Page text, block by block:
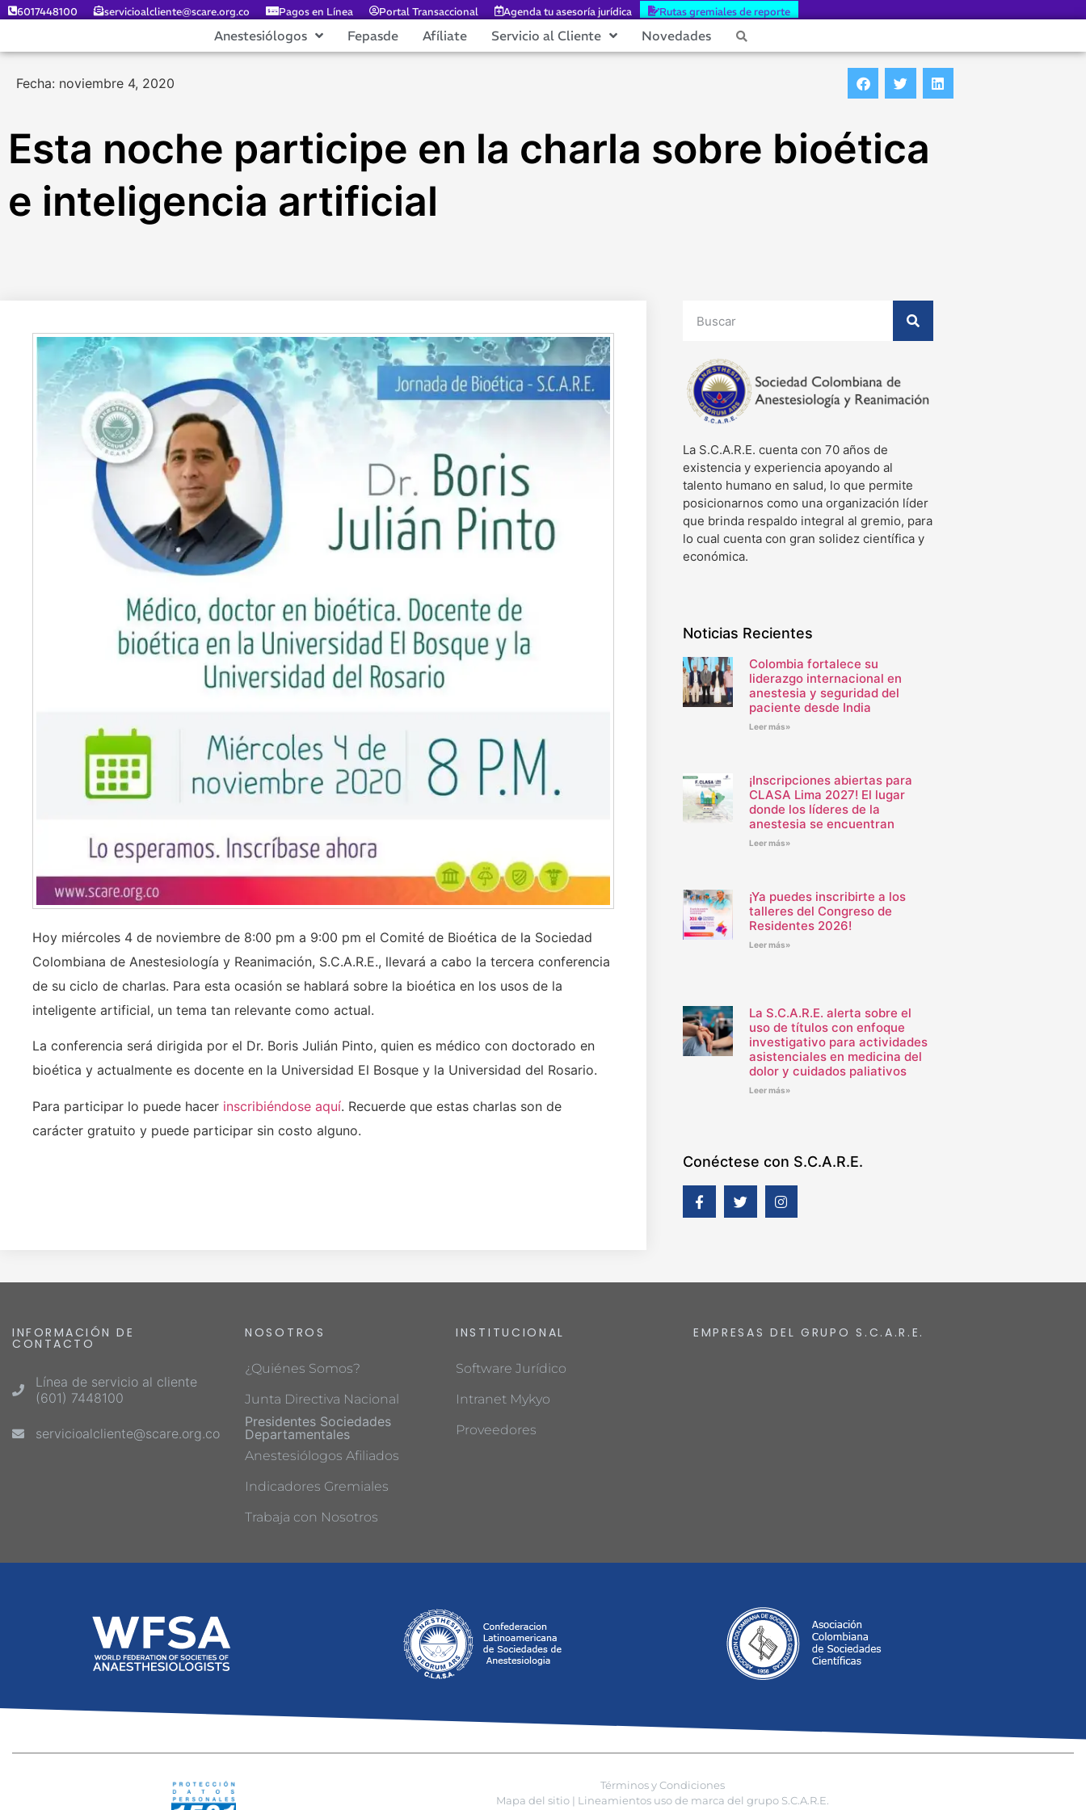
6017448100 servicioalcliente@scare.org.co Pagos en Línea Portal Transaccional Agenda tu asesoría jurídica Rutas gremiales de reporte
Anestesiólogos Fepasde Afíliate Servicio al Cliente Novedades
Fecha: noviembre 4, 2020
Esta noche participe en la charla sobre bioética
e inteligencia artificial
Hoy miércoles 4 de noviembre de 8:00 pm a 9:00 pm el Comité de Bioética de la Sociedad
Colombiana de Anestesiología y Reanimación, S.C.A.R.E., llevará a cabo la tercera conferencia
de su ciclo de charlas. Para esta ocasión se hablará sobre la bioética en los usos de la
inteligente artificial, un tema tan relevante como actual.
La conferencia será dirigida por el Dr. Boris Julián Pinto, quien es médico con doctorado en
bioética y actualmente es docente en la Universidad El Bosque y la Universidad del Rosario.
Para participar lo puede hacer inscribiéndose aquí. Recuerde que estas charlas son de
carácter gratuito y puede participar sin costo alguno.
La S.C.A.R.E. cuenta con 70 años de
existencia y experiencia apoyando al
talento humano en salud, lo que permite
posicionarnos como una organización líder
que brinda respaldo integral al gremio, para
lo cual cuenta con gran solidez científica y
económica.
Noticias Recientes
Colombia fortalece su
liderazgo internacional en
anestesia y seguridad del
paciente desde India
Leer más»
¡Inscripciones abiertas para
CLASA Lima 2027! El lugar
donde los líderes de la
anestesia se encuentran
Leer más»
¡Ya puedes inscribirte a los
talleres del Congreso de
Residentes 2026!
Leer más»
La S.C.A.R.E. alerta sobre el
uso de títulos con enfoque
investigativo para actividades
asistenciales en medicina del
dolor y cuidados paliativos
Leer más»
Conéctese con S.C.A.R.E.
INFORMACIÓN DE
CONTACTO
Línea de servicio al cliente
(601) 7448100
servicioalcliente@scare.org.co
NOSOTROS
¿Quiénes Somos?
Junta Directiva Nacional
Presidentes Sociedades
Departamentales
Anestesiólogos Afiliados
Indicadores Gremiales
Trabaja con Nosotros
INSTITUCIONAL
Software Jurídico
Intranet Mykyo
Proveedores
EMPRESAS DEL GRUPO S.C.A.R.E.
Términos y Condiciones
Mapa del sitio |
Lineamientos uso de marca del grupo S.C.A.R.E.